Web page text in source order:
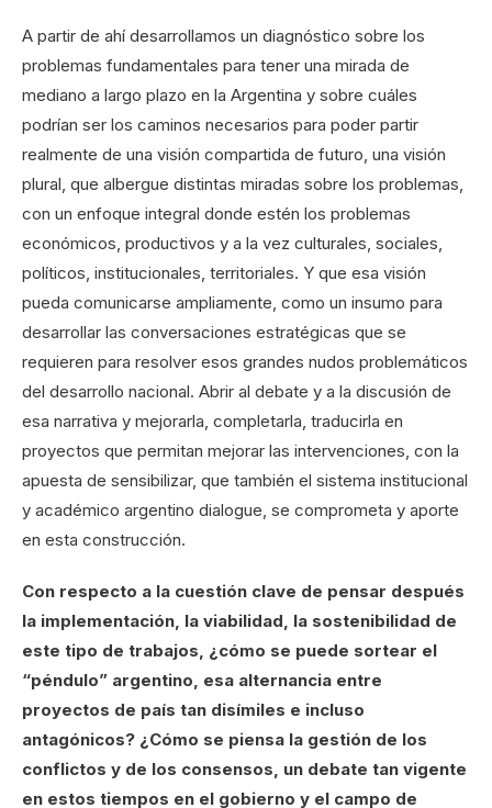
A partir de ahí desarrollamos un diagnóstico sobre los
problemas fundamentales para tener una mirada de
mediano a largo plazo en la Argentina y sobre cuáles
podrían ser los caminos necesarios para poder partir
realmente de una visión compartida de futuro, una visión
plural, que albergue distintas miradas sobre los problemas,
con un enfoque integral donde estén los problemas
económicos, productivos y a la vez culturales, sociales,
políticos, institucionales, territoriales. Y que esa visión
pueda comunicarse ampliamente, como un insumo para
desarrollar las conversaciones estratégicas que se
requieren para resolver esos grandes nudos problemáticos
del desarrollo nacional. Abrir al debate y a la discusión de
esa narrativa y mejorarla, completarla, traducirla en
proyectos que permitan mejorar las intervenciones, con la
apuesta de sensibilizar, que también el sistema institucional
y académico argentino dialogue, se comprometa y aporte
en esta construcción.
Con respecto a la cuestión clave de pensar después
la implementación, la viabilidad, la sostenibilidad de
este tipo de trabajos, ¿cómo se puede sortear el
“péndulo” argentino, esa alternancia entre
proyectos de país tan disímiles e incluso
antagónicos? ¿Cómo se piensa la gestión de los
conflictos y de los consensos, un debate tan vigente
en estos tiempos en el gobierno y el campo de